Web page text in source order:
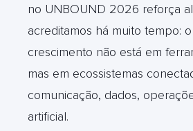
no UNBOUND 2026 reforça
acreditamos há muito tempo:
crescimento não está em
mas em ecossistemas
comunicação, dados,
artificial.